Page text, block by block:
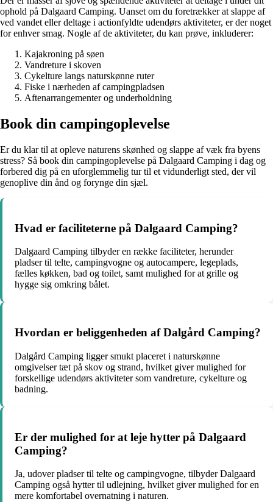
ophold på Dalgaard Camping. Uanset om du foretrækker at slappe af
ved vandet eller deltage i actionfyldte udendørs aktiviteter, er der noget
for enhver smag. Nogle af de aktiviteter, du kan prøve, inkluderer:
Kajakroning på søen
Vandreture i skoven
Cykelture langs naturskønne ruter
Fiske i nærheden af campingpladsen
Aftenarrangementer og underholdning
Book din campingoplevelse
Er du klar til at opleve naturens skønhed og slappe af væk fra byens
stress? Så book din campingoplevelse på Dalgaard Camping i dag og
forbered dig på en uforglemmelig tur til et vidunderligt sted, der vil
genoplive din ånd og forynge din sjæl.
Hvad er faciliteterne på Dalgaard Camping?
Dalgaard Camping tilbyder en række faciliteter, herunder
pladser til telte, campingvogne og autocampere, legeplads,
fælles køkken, bad og toilet, samt mulighed for at grille og
hygge sig omkring bålet.
Hvordan er beliggenheden af Dalgård Camping?
Dalgård Camping ligger smukt placeret i naturskønne
omgivelser tæt på skov og strand, hvilket giver mulighed for
forskellige udendørs aktiviteter som vandreture, cykelture og
badning.
Er der mulighed for at leje hytter på Dalgaard
Camping?
Ja, udover pladser til telte og campingvogne, tilbyder Dalgaard
Camping også hytter til udlejning, hvilket giver mulighed for en
mere komfortabel overnatning i naturen.